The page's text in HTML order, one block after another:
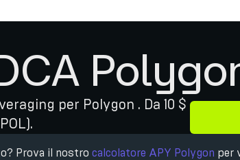
per Polygon . Da 10 $
Prova il nostro calcolatore APY Polygon per